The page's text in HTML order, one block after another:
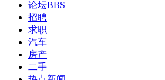
论坛BBS
招聘
求职
汽车
房产
二手